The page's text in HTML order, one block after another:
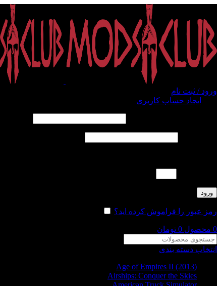
ورود / ثبت نام
ایجاد حساب کاربری
ورود
رمز عبور را فراموش کرده اید؟
0 محصول 0 تومان
انتخاب دسته بندی
Age of Empires II (2013)
Airships: Conquer the Skies